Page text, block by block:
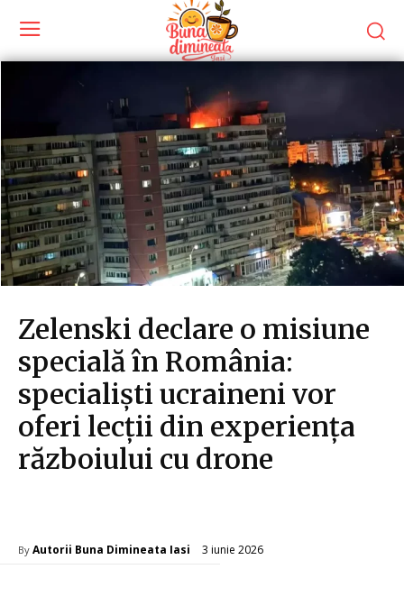
Zelenski declare o misiune
specială în România:
specialiști ucraineni vor
oferi lecții din experiența
războiului cu drone
By Autorii Buna Dimineata Iasi 3 iunie 2026